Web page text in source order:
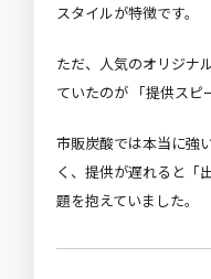
スタイルが特徴です。
ただ、人気のオリジナ
ていたのが 「提供ス
市販炭酸では本当に強
く、提供が遅れると「
題を抱えていました。